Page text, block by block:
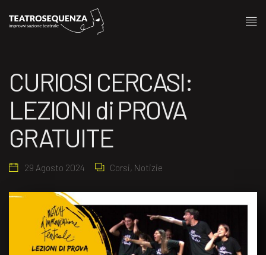
CURIOSI CERCASI:
LEZIONI di PROVA
GRATUITE
29 Agosto 2024 Corsi, Notizie